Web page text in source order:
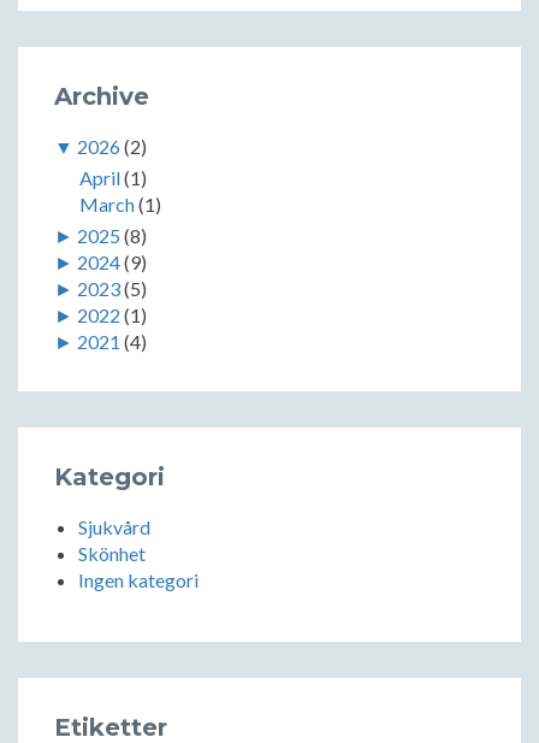
Archive
▼ 2026(2)
April(1)
March(1)
► 2025 (8)
► 2024(9)
► 2023(5)
► 2022 (1)
► 2021 (4)
Kategori
Sjukvård
Skönhet
Ingen kategori
Etiketter